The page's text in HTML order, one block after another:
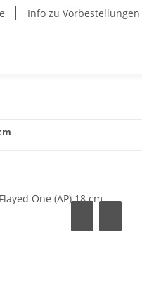
Info zu Vorbestellungen